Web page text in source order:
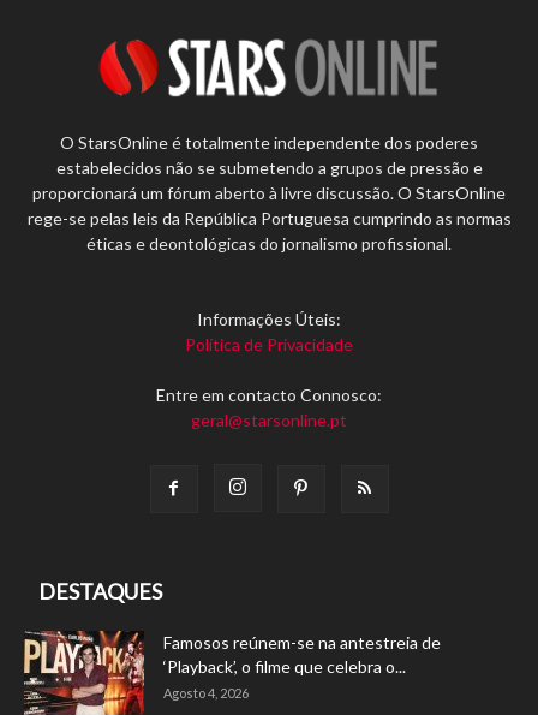
O StarsOnline é totalmente independente dos poderes
estabelecidos não se submetendo a grupos de pressão e
proporcionará um fórum aberto à livre discussão. O StarsOnline
rege-se pelas leis da República Portuguesa cumprindo as normas
éticas e deontológicas do jornalismo profissional.
Informações Úteis:
Política de Privacidade
Entre em contacto Connosco:
geral@starsonline.pt
DESTAQUES
Famosos reúnem-se na antestreia de
‘Playback’, o filme que celebra o...
Agosto 4, 2026